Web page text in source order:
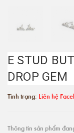
E STUD
DROP GEM
Tình trạng: Liên hệ
Thông tin sản phẩm